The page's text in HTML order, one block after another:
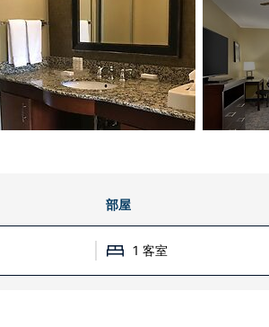
部屋
1 客室